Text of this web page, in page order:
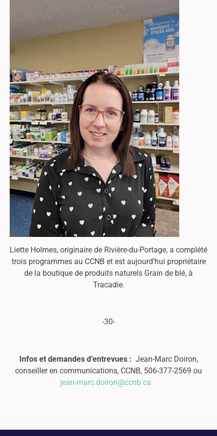
Liette Holmes, originaire de Rivière-du-Portage, a complété
trois programmes au CCNB et est aujourd’hui propriétaire
de la boutique de produits naturels Grain de blé, à
Tracadie.
-30-
Infos et demandes d’entrevues : Jean-Marc Doiron,
conseiller en communications, CCNB, 506-377-2569 ou
jean-marc.doiron@ccnb.ca